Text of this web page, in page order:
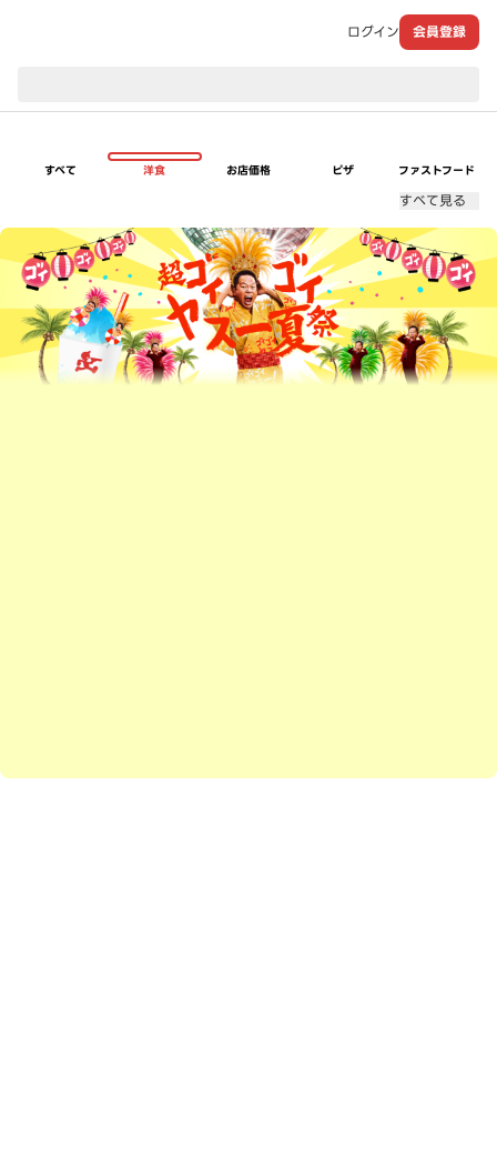
ログイン 会員登録
すべて 洋食 お店価格 ピザ ファストフード
すべて見る
超ゴイゴイヤスー夏祭